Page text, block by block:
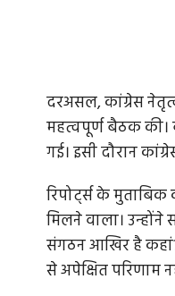
दरअसल, कांग्रेस
महत्वपूर्ण बैठक की।
गई। इसी दौरान
रिपोर्ट्स के
मिलने वाला।
संगठन आखिर है
से अपेक्षित परिणाम